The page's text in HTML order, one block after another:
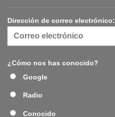
Dirección de correo electrónico:
¿Cómo nos has conocido?
Google
Radio
Conocido